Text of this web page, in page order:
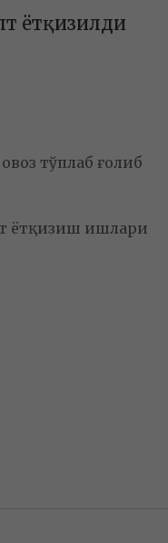
ётқизилди
тўплаб ғолиб
ётқизиш ишлари